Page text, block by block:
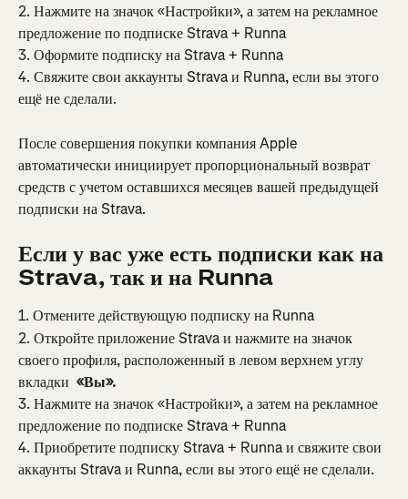
2. Нажмите на значок «Настройки», а затем на рекламное
предложение по подписке Strava + Runna
3. Оформите подписку на Strava + Runna
4. Свяжите свои аккаунты Strava и Runna, если вы этого
ещё не сделали.
После совершения покупки компания Apple
автоматически инициирует пропорциональный возврат
средств с учетом оставшихся месяцев вашей предыдущей
подписки на Strava.
Если у вас уже есть подписки как на
Strava, так и на Runna
1. Отмените действующую подписку на Runna
2. Откройте приложение Strava и нажмите на значок
своего профиля, расположенный в левом верхнем углу
вкладки «Вы».
3. Нажмите на значок «Настройки», а затем на рекламное
предложение по подписке Strava + Runna
4. Приобретите подписку Strava + Runna и свяжите свои
аккаунты Strava и Runna, если вы этого ещё не сделали.